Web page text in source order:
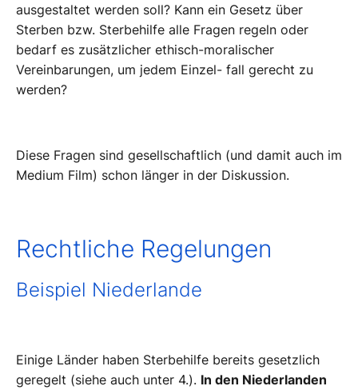
ausgestaltet werden soll? Kann ein Gesetz über
Sterben bzw. Sterbehilfe alle Fragen regeln oder
bedarf es zusätzlicher ethisch-moralischer
Vereinbarungen, um jedem Einzel- fall gerecht zu
werden?
Diese Fragen sind gesellschaftlich (und damit auch im
Medium Film) schon länger in der Diskussion.
Rechtliche Regelungen
Beispiel Niederlande
Einige Länder haben Sterbehilfe bereits gesetzlich
geregelt (siehe auch unter 4.). In den Niederlanden